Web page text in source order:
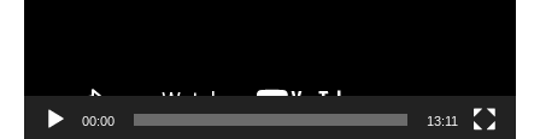
00:00 13:11